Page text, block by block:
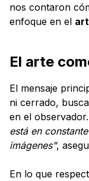
nos contaron
enfoque en el
El arte
El mensaje
ni cerrado, busca
en el observador.
está en
imágenes”,
En lo que